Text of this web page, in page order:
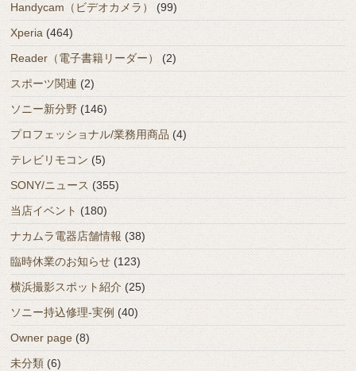
Handycam（ビデオカメラ）
(99)
Xperia (464)
Reader（電子書籍リーダー）
(2)
スポーツ関連 (2)
ソニー新分野 (146)
プロフェッショナル/業務用商品 (4)
テレビリモコン (5)
SONY/ニュース (355)
当店イベント (180)
ナカムラ電器店舗情報 (38)
臨時休業のお知らせ (123)
横浜撮影スポット紹介 (25)
ソニー持込修理-実例 (40)
Owner page (8)
未分類 (6)